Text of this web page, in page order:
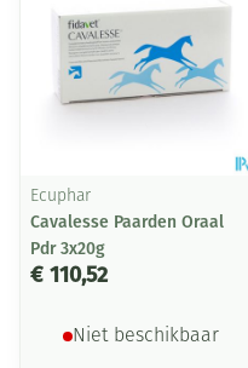
Ecuphar
Cavalesse Paarden Oraal
Pdr 3x20g
€ 110,52
Niet beschikbaar